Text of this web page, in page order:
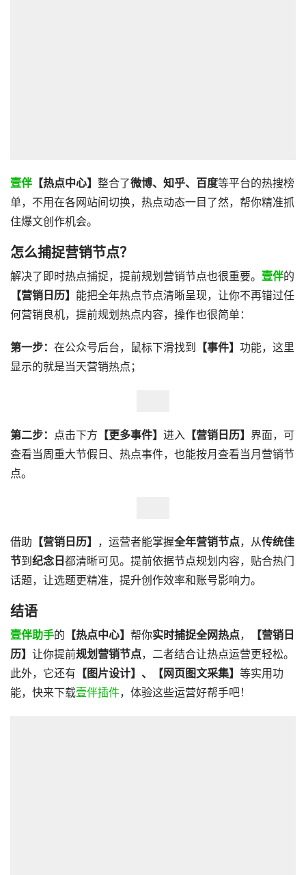
壹伴 【热点中心】 整合了微博、知乎、百度等平台的热搜榜
单，不用在各网站间切换，热点动态一目了然，帮你精准抓
住爆文创作机会。
怎么捕捉营销节点？
解决了即时热点捕捉，提前规划营销节点也很重要。 壹伴的
【营销日历】 能把全年热点节点清晰呈现，让你不再错过任
何营销良机，提前规划热点内容，操作也很简单：
第一步： 在公众号后台，鼠标下滑找到 【事件】 功能，这里
显示的就是当天营销热点；
第二步： 点击下方 【更多事件】 进入 【营销日历】 界面，可
查看当周重大节假日、热点事件，也能按月查看当月营销节
点。
借助 【营销日历】 ，运营者能掌握全年营销节点，从传统佳
节到 纪念日 都清晰可见。提前依据节点规划内容，贴合热门
话题，让选题更精准，提升创作效率和账号影响力。
结语
壹伴助手的 【热点中心】 帮你实时捕捉全网热点，
【营销日
历】 让你提前规划营销节点，二者结合让热点运营更轻松。
此外，它还有 【图片设计】、【网页图文采集】 等实用功
能，快来下载壹伴插件，体验这些运营好帮手吧！